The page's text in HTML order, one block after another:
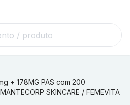
+ 178MG PAS com 200
SKINCARE / FEMEVITA